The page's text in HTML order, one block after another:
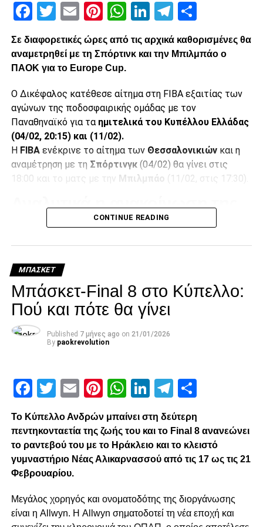
Facebook
Twitter
EmailPinterest
WhatsApp
LinkedIn
Telegram
Σε διαφορετικές ώρες από τις αρχικά καθορισμένες θα
αναμετρηθεί με τη Σπόρτινκ και την Μπιλμπάο ο
ΠΑΟΚ για το Europe Cup.
Ο Δικέφαλος κατέθεσε αίτημα στη FIBA εξαιτίας των
αγώνων της ποδοσφαιρικής ομάδας με τον
Παναθηναϊκό για τα ημιτελικά του Κυπέλλου Ελλάδας
(04/02, 20:15) και (11/02).
Η FIBA ενέκρινε το αίτημα των Θεσσαλονικιών και η
αναμέτρηση με τη Σπόρτινγκ (04/02) θα γίνει στις
18:00 και το ματς με την Μπιλμπάο (11/02, στις 17:30).
Αναλυτικά η ανακοίνωση της
ΚΑΕ ΠΑΟΚ:
στους «8» του FIBA Europe Cup. H ομάδα μας
εξασφάλισε την συμμετοχή της στην
της διοργάνωσης δύο αγωνιστικές πριν από την
ολοκλήρωση της δεύτερης φάσης.
Απομένουν δύο εντός έδρας αγώνες, οι οποίοι θα
διεξαχθούνσε διαφορετική ώρα από αυτήν που είχε
Πιο συγκεκριμένα, ο ΠΑΟΚ θα ολοκληρώσει
ADVERTISEMENT
ΠΑΟΚ – Sporting (Τετάρτη 4/2/26 στις 18:00)
ΠΑΟΚ – Surne Bilbao Basket (Τετάρτη 11/2/26 στις
CONTINUE READING
ΜΠΆΣΚΕΤ
Μπάσκετ-Final 8 στο Κύπελλο:
Πού και πότε θα γίνει
Published 7 μήνες ago on 21/01/2026
By paokrevolution
Facebook
Twitter
EmailPinterest
WhatsApp
LinkedIn
Telegram
Το Κύπελλο Ανδρών μπαίνει στη δεύτερη
πεντηκονταετία της ζωής του και το Final 8 ανανεώνει
το ραντεβού του με το Ηράκλειο και το κλειστό
γυμναστήριο Νέας Αλικαρνασσού από τις 17 ως τις 21
Φεβρουαρίου.
Μεγάλος χορηγός και ονοματοδότης της διοργάνωσης
είναι η Allwyn. Η Allwyn σηματοδοτεί τη νέα εποχή και